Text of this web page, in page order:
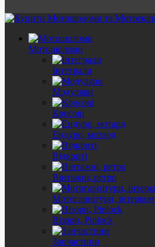
Мотошоломи
Інтеграли
Модуляри
Кросові
Ендуро, мотард
Відкриті
Вінтажні, ретро
Мотогарнітури, інтерком
Візори, Pinlock
Запчастини